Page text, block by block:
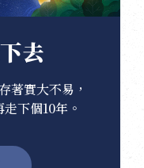
去
著實大不易，
下個10年。